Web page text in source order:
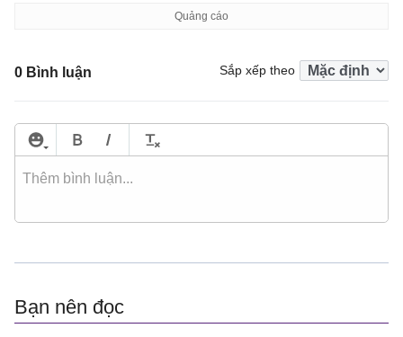
0 Bình luận Sắp xếp theo
Bạn nên đọc